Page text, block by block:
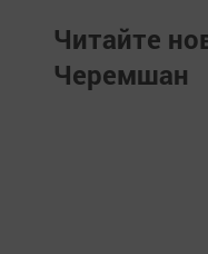
Читайте
Черемшан